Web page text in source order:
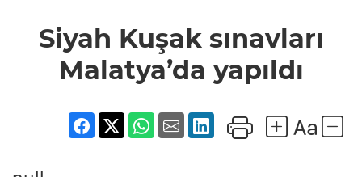
Malatya’da
yapıldı
Siyah Kuşak sınavları
Malatya’da yapıldı